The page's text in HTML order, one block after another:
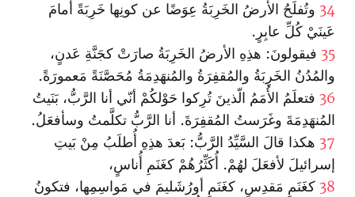
34 وتُفلَحُ الأرضُ الخَرِبَةُ عِوَضًا عن كونِها خَرِبَةً أمامَ
عَينَيْ كُلِّ عابِرٍ.
35 فيقولونَ: هذِهِ الأرضُ الخَرِبَةُ صارَتْ كجَنَّةِ عَدنٍ،
والمُدُنُ الخَرِبَةُ والمُقفِرَةُ والمُنهَدِمَةُ مُحَصَّنَةً مَعمورَةً.
36 فتعلَمُ الأُمَمُ الّذينَ تُرِكوا حَوْلكُمْ أنّي أنا الرَّبُّ، بَنَيتُ
المُنهَدِمَةَ وغَرَستُ المُقفِرَةَ. أنا الرَّبُّ تكلَّمتُ وسأفعَلُ.
37 هكذا قالَ السَّيِّدُ الرَّبُّ: بَعدَ هذِهِ أُطلَبُ مِنْ بَيتِ
إسرائيلَ لأفعَلَ لهُمْ. أُكَثِّرُهُمْ كغَنَمِ أُناسٍ،
38 كغَنَمِ مَقدِسٍ، كغَنَمِ أورُشَليمَ في مَواسِمِها، فتكونُ